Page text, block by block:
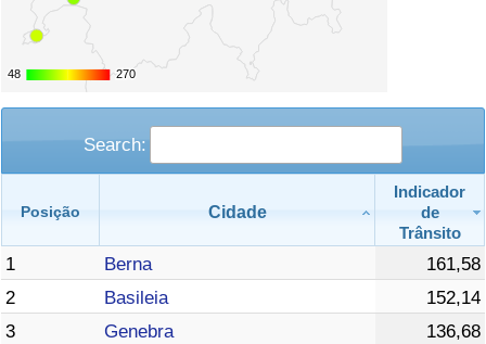
48
48 270
270
Search:
Posição Cidade
Indicador
de
Trânsito
1 Berna
161,58
2
Basileia
152,14
3
Genebra
136,68